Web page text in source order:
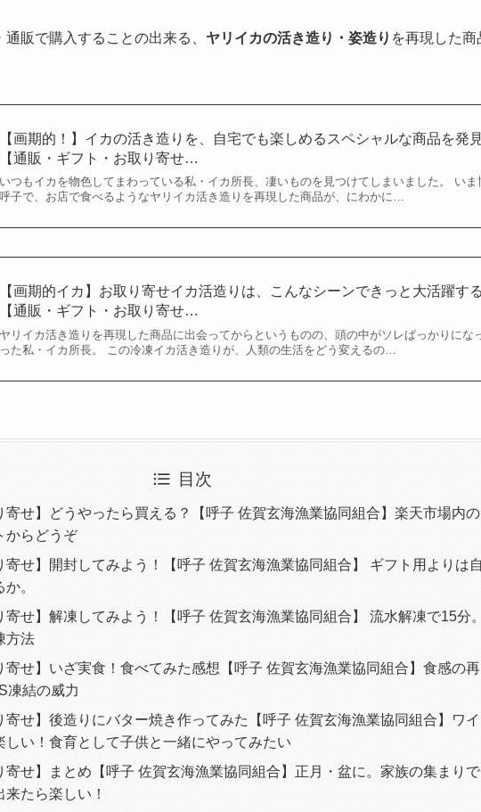
販で購入することの出来る、 ヤリイカの活き造り・姿造り を再現した商
【画期的！】イカの活き造りを、自宅でも楽しめるスペシャルな商品を発見
【通販・ギフト・お取り寄せ…
いつもイカを物色してまわっている私・イカ所長、凄いものを見つけてしまいました。 いま
呼子で、お店で食べるようなヤリイカ活き造りを再現した商品が、にわかに…
【画期的イカ】お取り寄せイカ活造りは、こんなシーンできっと大活躍する
【通販・ギフト・お取り寄せ…
ヤリイカ活き造りを再現した商品に出会ってからというものの、頭の中がソレばっかりにな
った私・イカ所長。 この冷凍イカ活き造りが、人類の生活をどう変えるの…
目次
寄せ】どうやったら買える？【呼子 佐賀玄海漁業協同組合】楽天市場内の
からどうぞ
寄せ】開封してみよう！【呼子 佐賀玄海漁業協同組合】 ギフト用よりは自
。
寄せ】解凍してみよう！【呼子 佐賀玄海漁業協同組合】 流水解凍で15分。
方法
寄せ】いざ実食！食べてみた感想【呼子 佐賀玄海漁業協同組合】食感の再
凍結の威力
寄せ】後造りにバター焼き作ってみた【呼子 佐賀玄海漁業協同組合】ワイ
しい！食育として子供と一緒にやってみたい
寄せ】まとめ【呼子 佐賀玄海漁業協同組合】正月・盆に。家族の集まりで
たら楽しい！